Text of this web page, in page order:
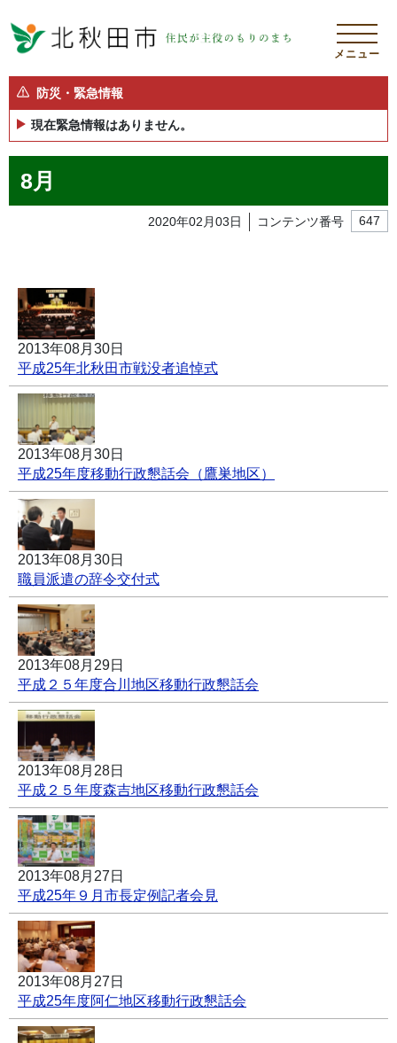
メニュー
防災・緊急情報
現在緊急情報はありません。
8月
2020年02月03日 コンテンツ番号 647
2013年08月30日
平成25年北秋田市戦没者追悼式
2013年08月30日
平成25年度移動行政懇話会（鷹巣地区）
2013年08月30日
職員派遣の辞令交付式
2013年08月29日
平成２５年度合川地区移動行政懇話会
2013年08月28日
平成２５年度森吉地区移動行政懇話会
2013年08月27日
平成25年９月市長定例記者会見
2013年08月27日
平成25年度阿仁地区移動行政懇話会